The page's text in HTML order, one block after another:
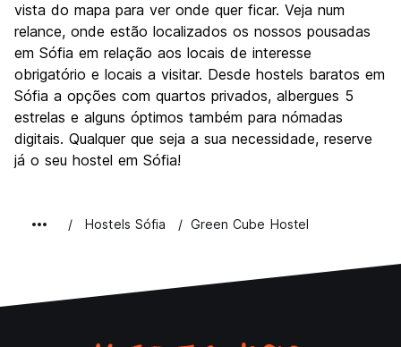
vista do mapa para ver onde quer ficar. Veja num
relance, onde estão localizados os nossos pousadas
em Sófia em relação aos locais de interesse
obrigatório e locais a visitar. Desde hostels baratos em
Sófia a opções com quartos privados, albergues 5
estrelas e alguns óptimos também para nómadas
digitais. Qualquer que seja a sua necessidade, reserve
já o seu hostel em Sófia!
Hostels Sófia Green Cube Hostel